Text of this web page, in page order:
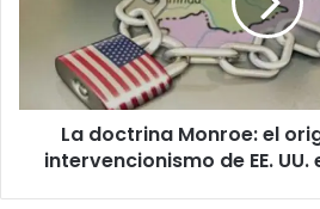
intervencionismo
de
UU.
La doctrina Monroe: el
intervencionismo de EE.